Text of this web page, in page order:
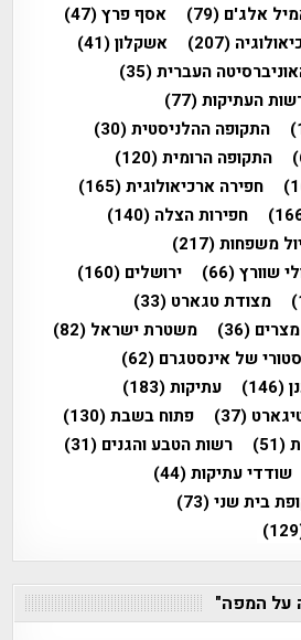
אלג'ם (79) אסף פרץ(47)
(207) אשקלון(41)
העברית(35)
העתיקות(77)
התקופה ההלניסטית(30)
התקופה הרומית(120)
חפירה ארכיאולוגית(165)
חפירות הצלה (140)
משפחות(217)
שוורץ(66) ירושלים (160)
מצודת טגארט (33)
מצרים (36) משטרת ישראל (82)
סטורי של אינסטגרם (62)
(146) עתיקות(183)
(37) פתוח בשבת(130)
(51) רשות הטבע והגנים (31)
שודדי עתיקות(44)
בית שני(73)
על המפה"